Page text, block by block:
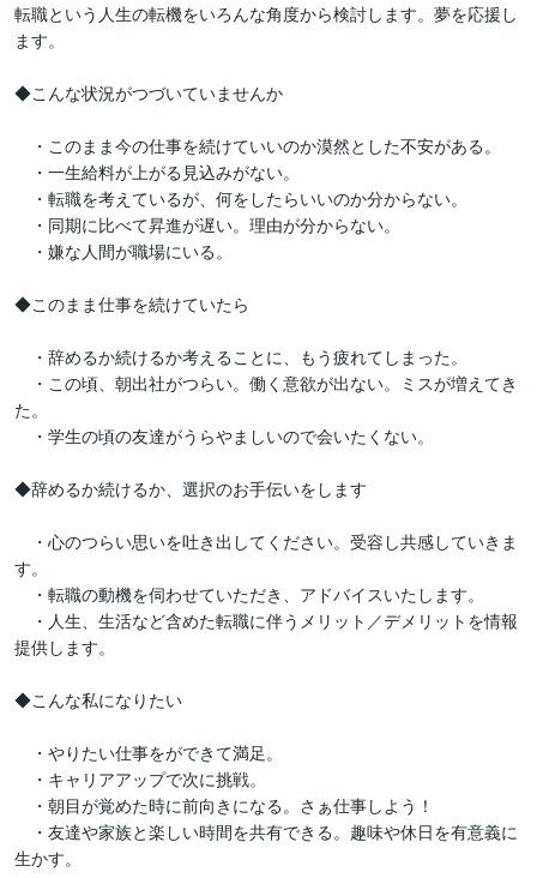
転職という人生の転機をいろんな角度から検討します。夢を応援し
ます。
◆こんな状況がつづいていませんか
・このまま今の仕事を続けていいのか漠然とした不安がある。
・一生給料が上がる見込みがない。
・転職を考えているが、何をしたらいいのか分からない。
・同期に比べて昇進が遅い。理由が分からない。
・嫌な人間が職場にいる。
◆このまま仕事を続けていたら
・辞めるか続けるか考えることに、もう疲れてしまった。
・この頃、朝出社がつらい。働く意欲が出ない。ミスが増えてき
た。
・学生の頃の友達がうらやましいので会いたくない。
◆辞めるか続けるか、選択のお手伝いをします
・心のつらい思いを吐き出してください。受容し共感していきま
す。
・転職の動機を伺わせていただき、アドバイスいたします。
・人生、生活など含めた転職に伴うメリット／デメリットを情報
提供します。
◆こんな私になりたい
・やりたい仕事をができて満足。
・キャリアアップで次に挑戦。
・朝目が覚めた時に前向きになる。さぁ仕事しよう！
・友達や家族と楽しい時間を共有できる。趣味や休日を有意義に
生かす。